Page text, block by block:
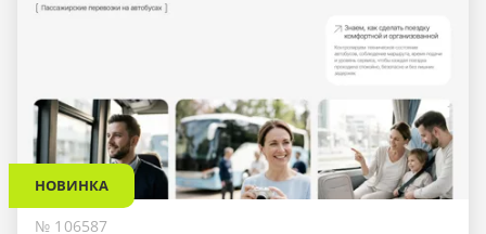
НОВИНКА
№ 106587